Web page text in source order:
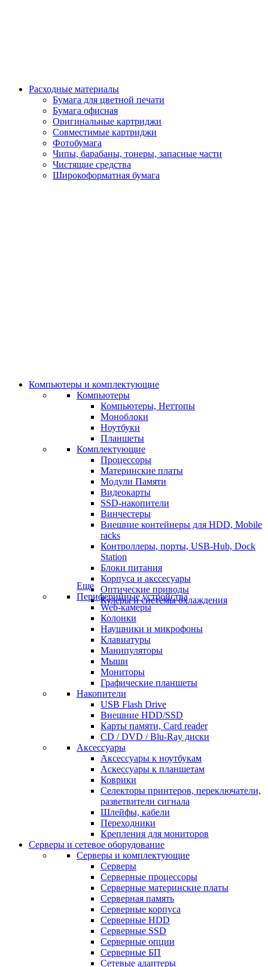
Расходные материалы
Бумага для цветной печати
Бумага офисная
Оригинальные картриджи
Совместимые картриджи
Фотобумага
Чипы, барабаны, тонеры, запасные части
Чистящие средства
Широкоформатная бумага
Компьютеры и комплектующие
Компьютеры
Компьютеры, Неттопы
Моноблоки
Ноутбуки
Планшеты
Комплектующие
Процессоры
Материнские платы
Модули Памяти
Видеокарты
SSD-накопители
Винчестеры
Внешние контейнеры для HDD, Mobile
racks
Контроллеры, порты, USB-Hub, Dock
Station
Блоки питания
Корпуса и акссесуары
Оптические приводы
Кулеры и системы охлаждения
Еще
Периферийные устройства
Web-камеры
Колонки
Наушники и микрофоны
Клавиатуры
Манипуляторы
Мыши
Мониторы
Графические планшеты
Накопители
USB Flash Drive
Внешние HDD/SSD
Карты памяти, Card reader
CD / DVD / Blu-Ray диски
Аксессуары
Аксессуары к ноутбукам
Аскессуары к планшетам
Коврики
Селекторы принтеров, переключатели,
разветвители сигнала
Шлейфы, кабели
Переходники
Крепления для мониторов
Серверы и сетевое оборудование
Серверы и комплектующие
Серверы
Серверные процессоры
Серверные материнские платы
Серверная память
Серверные корпуса
Серверные HDD
Серверные SSD
Серверные опции
Серверные БП
Сетевые адаптеры